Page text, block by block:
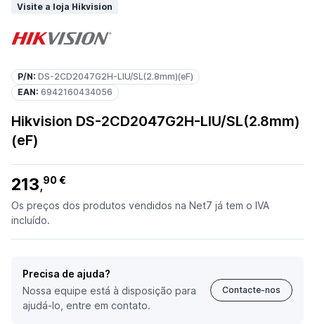
Visite a loja Hikvision
P/N: DS-2CD2047G2H-LIU/SL(2.8mm)(eF)
EAN: 6942160434056
Hikvision DS-2CD2047G2H-LIU/SL(2.8mm)
(eF)
213,90 €
Os preços dos produtos vendidos na Net7 já tem o IVA
incluído.
Precisa de ajuda?
Nossa equipe está à disposição para
ajudá-lo, entre em contato.
Contacte-nos